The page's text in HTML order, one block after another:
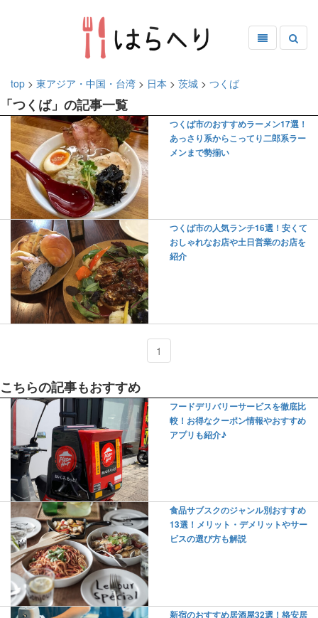
top > 東アジア・中国・台湾 > 日本 > 茨城 > つくば
「つくば」の記事一覧
つくば市のおすすめラーメン17選！
あっさり系からこってり二郎系ラー
メンまで勢揃い
つくば市の人気ランチ16選！安くて
おしゃれなお店や土日営業のお店を
紹介
1
こちらの記事もおすすめ
フードデリバリーサービスを徹底比
較！お得なクーポン情報やおすすめ
アプリも紹介♪
食品サブスクのジャンル別おすすめ
13選！メリット・デメリットやサー
ビスの選び方も解説
新宿のおすすめ居酒屋32選！格安居